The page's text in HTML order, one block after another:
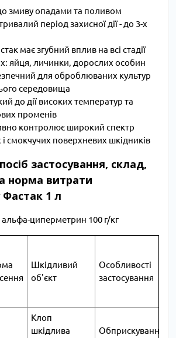
змиву опадами та поливом
період захисної дії - до 3-х
має згубний вплив на всі стадії
яйця, личинки, дорослих особин
для оброблюваних культур
середовища
до дії високих температур та
променів
контролює широкий спектр
і смокчучих поверхневих шкідників
застосування, склад,
норма витрати
Фастак 1 л
циперметрин 100 г/кг
Шкідливий
об'єкт
Особливості
застосування
Клоп
шкідлива
Обприскування